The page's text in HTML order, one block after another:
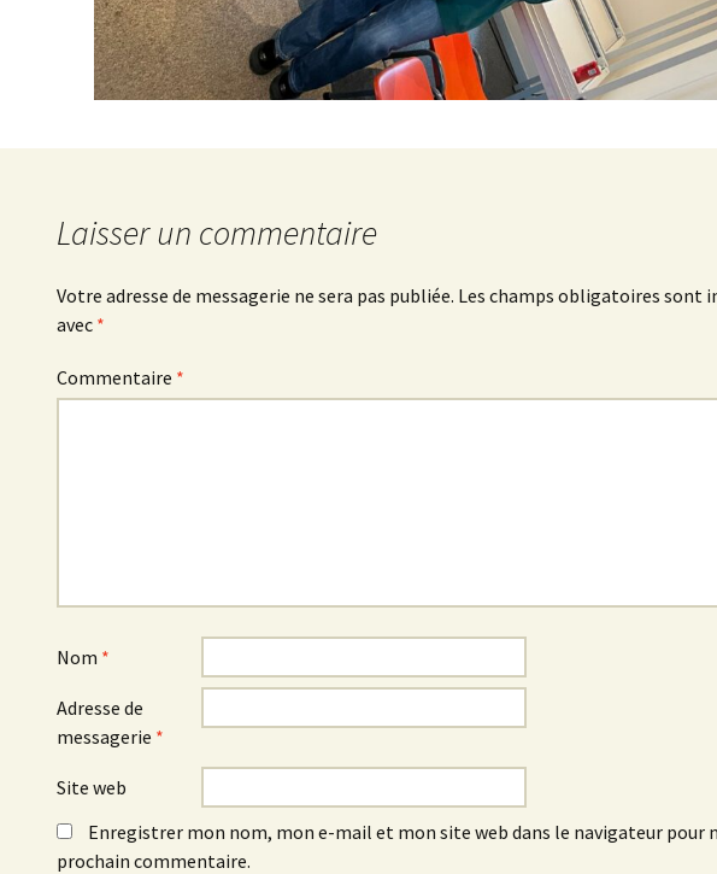
Laisser un commentaire
Votre adresse de messagerie ne sera pas publiée. Les champs obligatoires sont
avec *
Commentaire *
Nom *
Adresse de
messagerie *
Site web
Enregistrer mon nom, mon e-mail et mon site web dans le navigateur pour
prochain commentaire.